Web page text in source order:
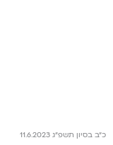
כ״ב בסיון תשפ״ג 11.6.2023